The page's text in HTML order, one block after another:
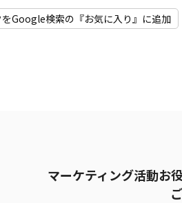
Google検索の『お気に入り』に追加
マーケティング活動お